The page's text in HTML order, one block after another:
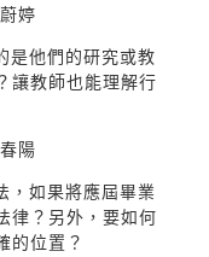
婷
是他們的研究或教
讓教師也能理解行
陽
，如果將應屆畢業
律？另外，要如何
的位置？